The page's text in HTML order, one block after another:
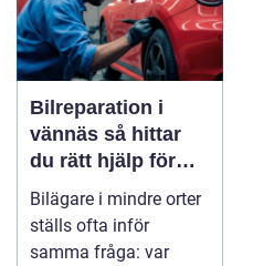
Bilreparation i
vännäs så hittar
du rätt hjälp för
din bil
Bilägare i mindre orter
ställs ofta inför
samma fråga: var